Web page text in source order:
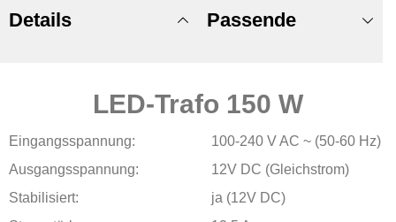
Details
LED-Trafo 150 W
Eingangsspannung:
100-240 V AC ~ (50-60 Hz)
Ausgangsspannung:
12V DC (Gleichstrom)
Stabilisiert:
ja (12V DC)
Passende
Produkte